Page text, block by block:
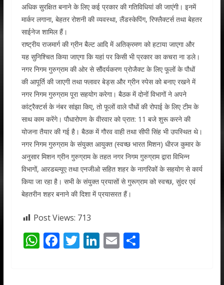
अधिक सुरक्षित बनाने के लिए कई प्रकार की गतिविधियां की जाएंगी। इनमें
मार्कर लगाना, बेहतर रोशनी की व्यवस्था, लैंडस्केपिंग, रिफ्लैक्टर्स तथा बेहतर
साईनेज शामिल हैं।
राष्ट्रीय राजमार्ग की ग्रीन बैल्ट आदि में अतिक्रमण को हटाया जाएगा और
यह सुनिश्चित किया जाएगा कि यहां पर किसी भी प्रकार का कचरा ना डले।
नगर निगम गुरुग्राम की ओर से सौंदर्यकरण प्रोजैक्ट के लिए फूलों के पौधों
की आपूर्ति की जाएगी तथा फ्लावर बेड्स और ग्रीन स्पेस को बनाए रखने में
नगर निगम गुरुग्राम पूरा सहयोग करेगा। बैठक में दोनों विभागों ने अपने
कांट्रैक्टर्स के नंबर सांझा किए, तो फूलों वाले पौधों की रोपाई के लिए टीम के
साथ काम करेंगे। पौधारोपण के वीरवार को प्रात: 11 बजे शुरू करने की
योजना तैयार की गई है। बैठक में गौरव वाही तथा सीपी सिंह भी उपस्थित थे।
नगर निगम गुरुग्राम के संयुक्त आयुक्त (स्वच्छ भारत मिशन) धीरज कुमार के
अनुसार मिशन ग्रीन गुरुग्राम के तहत नगर निगम गुरुग्राम द्वारा विभिन्न
विभागों, आरडब्ल्यूए तथा एनजीओ सहित शहर के नागरिकों के सहयोग से कार्य
किया जा रहा है। सभी के संयुक्त प्रयासों से गुरूग्राम को स्वच्छ, सुंदर एवं
बेहतरीन शहर बनाने की दिशा में प्रयासरत हैं।
Post Views: 713
W F T Li E S